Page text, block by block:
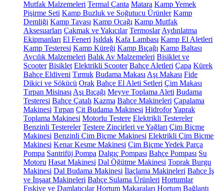
Mutfak Malzemeleri Termal Çanta Matara Kamp Yemek
Pişirme Seti Kamp Buzluk ve Soğutucu Ürünler Kamp
Demliği Kamp Tavası Kamp Ocağı Kamp Mutfak
Aksesuarları Çakmak ve Yakıcılar Termoslar Aydınlatma
Ekipmanları El Feneri Işıldak Kafa Lambası Kamp El Aletleri
Kamp Testeresi Kamp Küreği Kamp Bıçağı Kamp Baltası
Avcılık Malzemeleri Balık Av Malzemeleri Bisiklet ve
Scooter Bisiklet Elektrikli Scooter Bahçe Aletleri Çapa Kürek
Bahçe Eldiveni Tırmık Budama Makası Aşı Makası Fide
Dikici ve Sökücü Orak Bahçe El Aleti Setleri Çim Makası
Tırpan Misinası Aşı Bıçağı Meyve Toplama Aleti Budama
Testeresi Bahçe Çatalı Kazma Bahçe Makineleri Çapalama
Makinesi Tırpan Çit Budama Makinesi HidroforYaprak
Toplama Makinesi Motorlu Testere Elektrikli Testereler
Benzinli Testereler Testere Zincirleri ve Yağları Çim Biçme
Makinesi Benzinli Çim Biçme Makinesi Elektrikli Çim Biçme
Makinesi Kenar Kesme Makinesi Çim Biçme Yedek Parça
Pompa Santrifüj Pompa Dalgıç Pompası Bahçe Pompası Su
Motoru Hasat Makinesi Dal Öğütme Makinesi Toprak Burgu
Makinesi Dal Budama Makinesi İlaçlama Makineleri Bahçe İş
ve İnşaat Makineleri Bahçe Sulama Ürünleri Hortumlar
Fıskiye ve Damlatıcılar Hortum Makaraları Hortum Bağlantı